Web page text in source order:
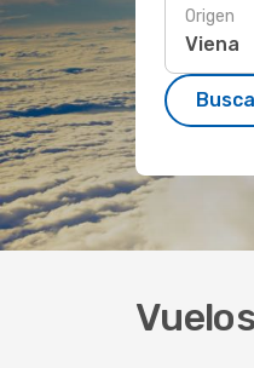
Origen